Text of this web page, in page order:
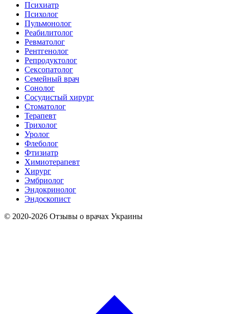
Психиатр
Психолог
Пульмонолог
Реабилитолог
Ревматолог
Рентгенолог
Репродуктолог
Сексопатолог
Семейный врач
Сонолог
Сосудистый хирург
Стоматолог
Терапевт
Трихолог
Уролог
Флеболог
Фтизиатр
Химиотерапевт
Хирург
Эмбриолог
Эндокринолог
Эндоскопист
© 2020-2026 Отзывы о врачах Украины